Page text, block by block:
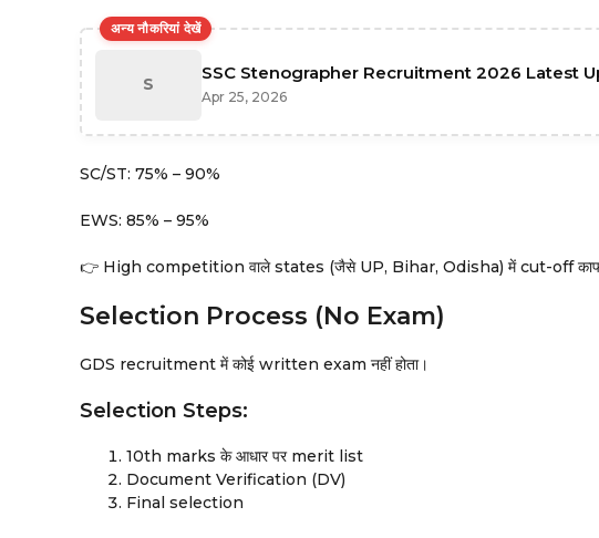
अन्य नौकरियां देखें
S
SSC Stenographer Recruitment 2026 Latest
Apr 25, 2026
SC/ST: 75% – 90%
EWS: 85% – 95%
👉 High competition वाले states (जैसे UP, Bihar, Odisha) में cut-off
Selection Process (No Exam)
GDS recruitment में कोई written exam नहीं होता।
Selection Steps:
10th marks के आधार पर merit list
Document Verification (DV)
Final selection